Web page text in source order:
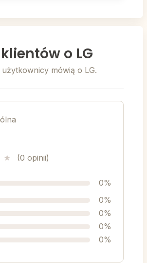
o LG
mówią o LG.
★ (0 opinii)
0%
0%
0%
0%
0%